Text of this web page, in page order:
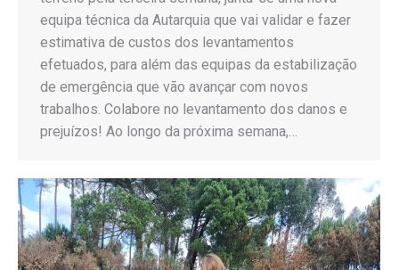
equipa técnica da Autarquia que vai validar e fazer
estimativa de custos dos levantamentos
efetuados, para além das equipas da estabilização
de emergência que vão avançar com novos
trabalhos. Colabore no levantamento dos danos e
prejuízos! Ao longo da próxima semana,…